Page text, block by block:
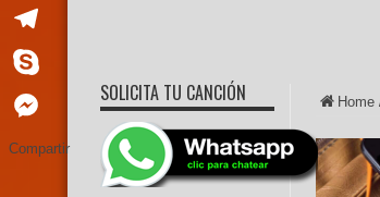
Home
SOLICITA TU CANCIÓN
WhatsApp
Telegram
Skype
Messenger
Compartir